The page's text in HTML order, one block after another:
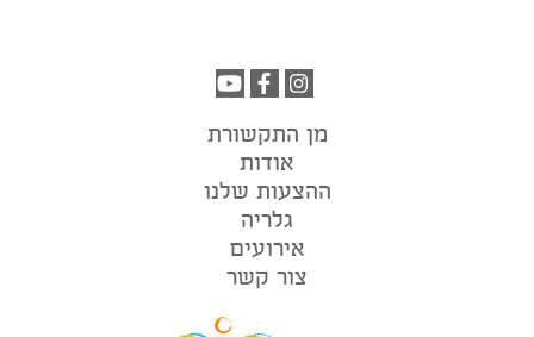
מן התקשורת
אודות
ההצעות שלנו
גלריה
אירועים
צור קשר